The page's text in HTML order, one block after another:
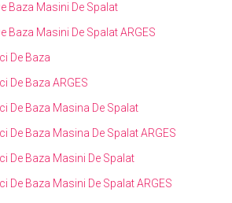
Baza Masini De Spalat
Baza Masini De Spalat ARGES
De Baza
De Baza ARGES
De Baza Masina De Spalat
De Baza Masina De Spalat ARGES
De Baza Masini De Spalat
De Baza Masini De Spalat ARGES